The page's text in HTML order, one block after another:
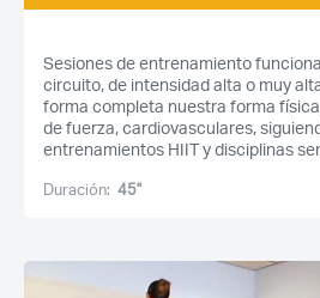
Sesiones de entrenamiento
circuito, de intensidad alta o muy
forma completa nuestra forma
de fuerza, cardiovasculares,
entrenamientos HIIT y disciplinas
Duración: 45''